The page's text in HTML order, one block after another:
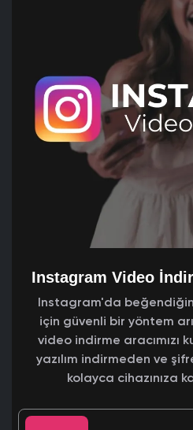
Instagram Video
Instagram'da
için güvenli bir yöntem
video indirme aracımızı
yazılım indirmeden ve
kolayca cihazınıza